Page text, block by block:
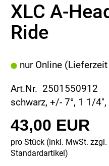
XLC A-
Ride
nur Online
Art.Nr. 2501550912
schwarz, +/- 7°, 1 1/
43,00 EUR
pro Stück (inkl. MwSt. zzgl.
Standardartikel)